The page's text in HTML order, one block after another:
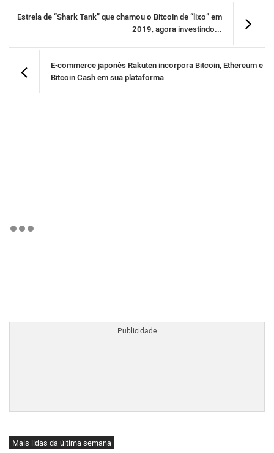
Estrela de “Shark Tank” que chamou o Bitcoin de “lixo” em
2019, agora investindo...
E-commerce japonês Rakuten incorpora Bitcoin, Ethereum e
Bitcoin Cash em sua plataforma
Mais lidas da última semana